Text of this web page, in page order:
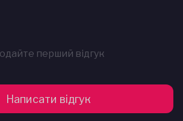
перший відгук
Написати відгук